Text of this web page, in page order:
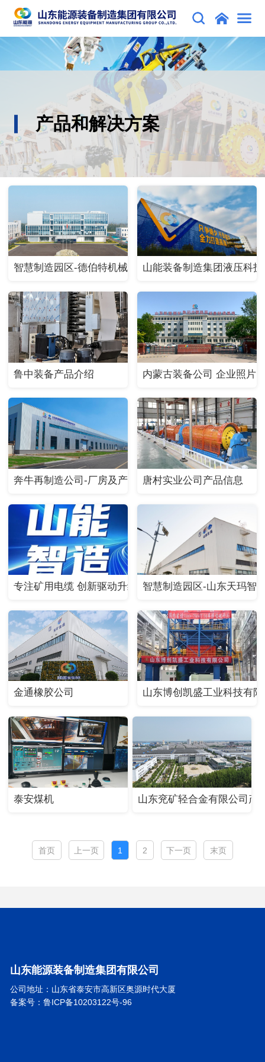
产品和解决方案
智慧制造园区-德伯特机械（山东）有限公司
山能装备制造集团液压科
鲁中装备产品介绍 内蒙古装备公司 企业照片
奔牛再制造公司-厂房及产品照片唐村实业公司产品信息
专注矿用电缆 创新驱动升级｜矿用阻燃电缆系列产品
智慧制造园区-山东天玛智
金通橡胶公司 山东博创凯盛工业科技有
泰安煤机 山东兖矿轻合金有限公司产
首页 上一页 1 2 下一页 末页
山东能源装备制造集团有限公司
公司地址：山东省泰安市高新区奥源时代大厦
备案号：鲁ICP备10203122号-96